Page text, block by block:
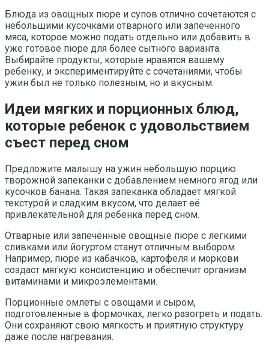
Блюда из овощных пюре и супов отлично сочетаются с
небольшими кусочками отварного или запеченного
мяса, которое можно подать отдельно или добавить в
уже готовое пюре для более сытного варианта.
Выбирайте продукты, которые нравятся вашему
ребенку, и экспериментируйте с сочетаниями, чтобы
ужин был не только полезным, но и вкусным.
Идеи мягких и порционных блюд,
которые ребенок с удовольствием
съест перед сном
Предложите малышу на ужин небольшую порцию
творожной запеканки с добавлением немного ягод или
кусочков банана. Такая запеканка обладает мягкой
текстурой и сладким вкусом, что делает её
привлекательной для ребенка перед сном.
Отварные или запечённые овощные пюре с легкими
сливками или йогуртом станут отличным выбором.
Например, пюре из кабачков, картофеля и моркови
создаст мягкую консистенцию и обеспечит организм
витаминами и микроэлементами.
Порционные омлеты с овощами и сыром,
подготовленные в формочках, легко разогреть и подать.
Они сохраняют свою мягкость и приятную структуру
даже после нагревания.